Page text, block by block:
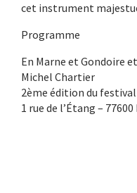
cet instrument
Programme
En Marne et Gondoire
Michel Chartier
2ème édition du festival
1 rue de l’Étang –